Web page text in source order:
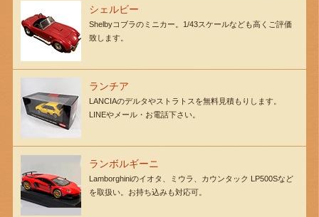
シェルビー
Shelbyコブラのミニカー。1/43スケールなども高くご評価
致します。
ランチア
LANCIAのデルタやストラトスを無料見積もりします。
LINEやメール・お電話下さい。
ランボルギーニ
Lamborghiniのイオタ、ミウラ、カウンタック LP500Sなど
を取扱い。お持ち込みも対応可。